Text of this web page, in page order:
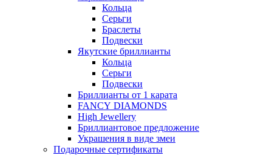
Кольца
Серьги
Браслеты
Подвески
Якутские бриллианты
Кольца
Серьги
Подвески
Бриллианты от 1 карата
FANCY DIAMONDS
High Jewellery
Бриллиантовое предложение
Украшения в виде змеи
Подарочные сертификаты